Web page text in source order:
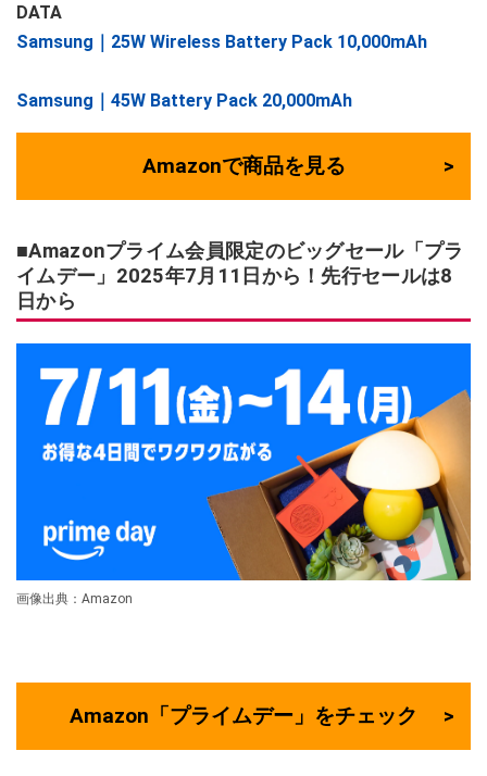
DATA
Samsung｜25W Wireless Battery Pack 10,000mAh
Samsung｜45W Battery Pack 20,000mAh
Amazonで商品を見る
■Amazonプライム会員限定のビッグセール「プラ
イムデー」2025年7月11日から！先行セールは8
日から
画像出典：Amazon
Amazon「プライムデー」をチェック